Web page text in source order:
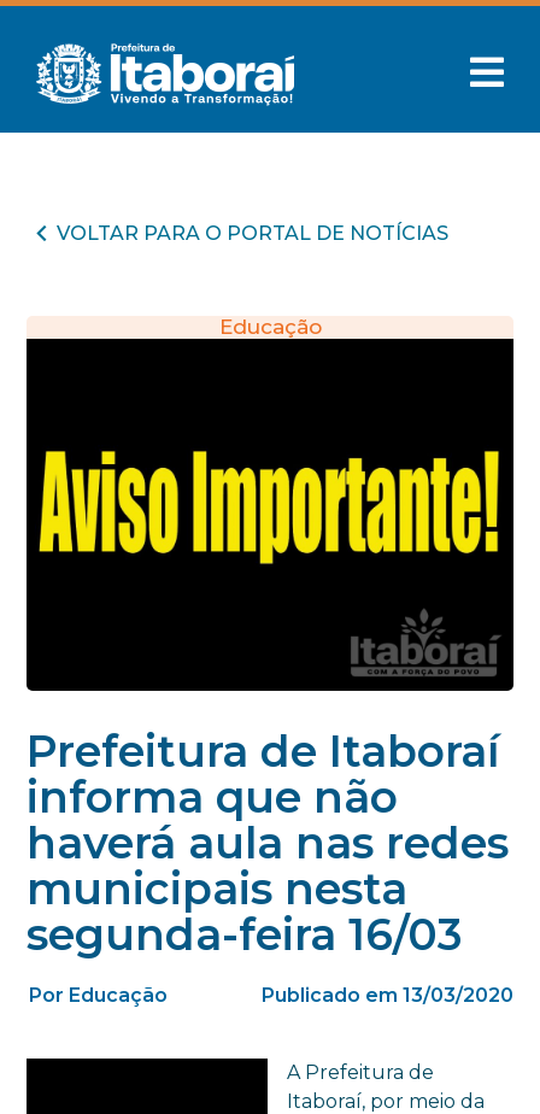
VOLTAR PARA O PORTAL DE NOTÍCIAS
Educação
Prefeitura de Itaboraí
informa que não
haverá aula nas redes
municipais nesta
segunda-feira 16/03
Por Educação Publicado em 13/03/2020
A Prefeitura de
Itaboraí, por meio da